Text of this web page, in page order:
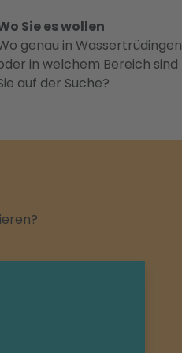
Sie es wollen
genau in Wassertrüdingen
in welchem Bereich sind
auf der Suche?